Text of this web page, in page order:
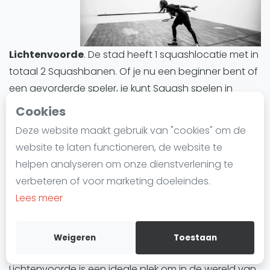
Cookies
Deze website maakt gebruik van "cookies" om de
website te laten functioneren, de website te
helpen analyseren om onze dienstverlening te
verbeteren of voor marketing doeleindes.
Lees meer
Weigeren Toestaan
SBN Eredivisie
Agenda
Squash
Squash Den Haag
Lichtenvoorde. De stad heeft 1 squashlocatie met in
totaal 2 Squashbanen. Of je nu een beginner bent of
een gevorderde speler, je kunt Squash spelen in
Lichtenvoorde en eenvoudig een baan reserveren.
Lichtenvoorde biedt een divers aanbod aan
Squashbanen. Alle Squashbanen in Lichtenvoorde
zijn indoor.
Squashbanen in Lichtenvoorde
iedereen die deze trend wil uitproberen of zijn
vaardigheden wil verbeteren. Of het nu gaat om
training, informele wedstrijden of competities,